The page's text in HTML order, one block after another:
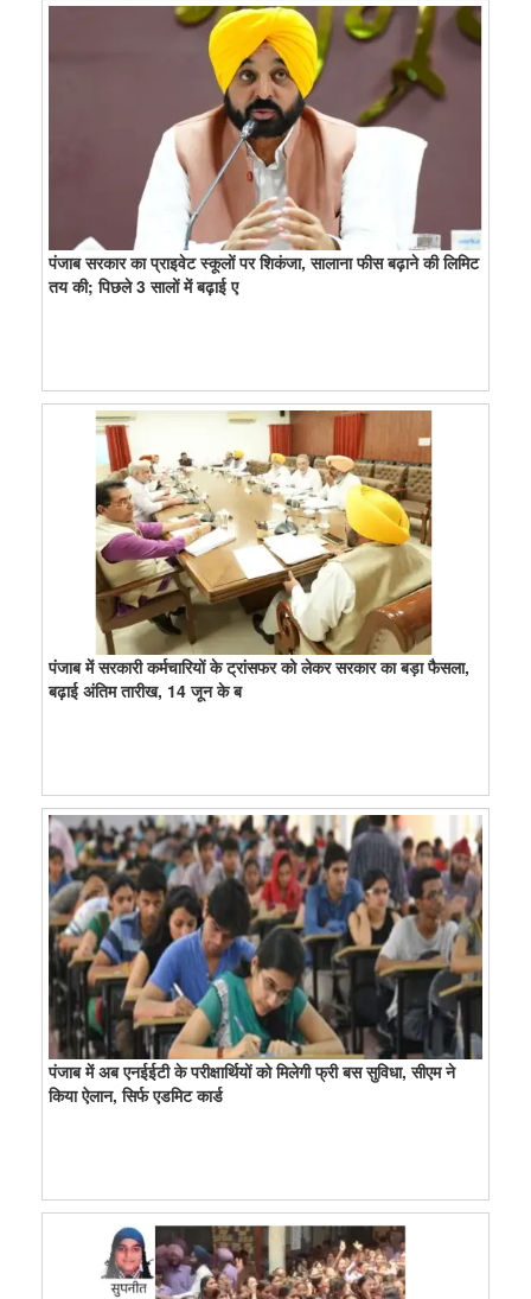
पंजाब सरकार का प्राइवेट स्कूलों पर शिकंजा, सालाना फीस बढ़ाने की लिमिट
तय की; पिछले 3 सालों में बढ़ाई ए
पंजाब में सरकारी कर्मचारियों के ट्रांसफर को लेकर सरकार का बड़ा फैसला,
बढ़ाई अंतिम तारीख, 14 जून के ब
पंजाब में अब एनईईटी के परीक्षार्थियों को मिलेगी फ्री बस सुविधा, सीएम ने
किया ऐलान, सिर्फ एडमिट कार्ड